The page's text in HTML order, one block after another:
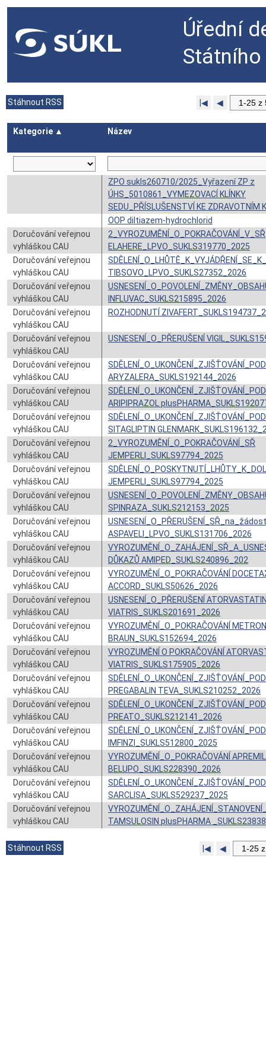
Úřední
Stáhnout RSS |◀ ◀
Kategorie ▲ Název
ZPO sukls260710/2025_Vyřazení ZP z
ÚHS_5010861_VYMEZOVACÍ KLÍNKY
SEDU_PŘÍSLUŠENSTVÍ KE ZDRAVOTNÍM
OOP diltiazem-hydrochlorid
Doručování veřejnou
vyhláškou CAU
2_VYROZUMĚNÍ_O_POKRAČOVÁNÍ_V_SŘ
ELAHERE_LPVO_SUKLS319770_2025
Doručování veřejnou
vyhláškou CAU
TIBSOVO_LPVO_SUKLS27352_2026
Doručování veřejnou
vyhláškou CAU
INFLUVAC_SUKLS215895_2026
Doručování veřejnou
vyhláškou CAU
ROZHODNUTÍ
Doručování veřejnou
vyhláškou CAU
USNESENÍ_O_PŘERUŠENÍ
Doručování veřejnou
vyhláškou CAU
ARYZALERA_SUKLS192144_2026
Doručování veřejnou
vyhláškou CAU
ARIPIPRAZOL
Doručování veřejnou
vyhláškou CAU
SITAGLIPTIN
Doručování veřejnou
vyhláškou CAU
2_VYROZUMĚNÍ_O_POKRAČOVÁNÍ_SŘ
JEMPERLI_SUKLS97794_2025
Doručování veřejnou
vyhláškou CAU
JEMPERLI_SUKLS97794_2025
Doručování veřejnou
vyhláškou CAU
SPINRAZA_SUKLS212153_2025
Doručování veřejnou
vyhláškou CAU
USNESENÍ_O_PŘERUŠENÍ_SŘ_na_žádost
ASPAVELI_LPVO_SUKLS131706_2026
Doručování veřejnou
vyhláškou CAU
DŮKAZŮ AMIPED_SUKLS240896_202
Doručování veřejnou
vyhláškou CAU
VYROZUMĚNÍ_O_POKRAČOVÁNÍ
ACCORD_SUKLS50626_2026
Doručování veřejnou
vyhláškou CAU
USNESENÍ_O_PŘERUŠENÍ
VIATRIS_SUKLS201691_2026
Doručování veřejnou
vyhláškou CAU
VYROZUMĚNÍ_O_POKRAČOVÁNÍ
BRAUN_SUKLS152694_2026
Doručování veřejnou
vyhláškou CAU
VYROZUMĚNÍ O POKRAČOVÁNÍ
VIATRIS_SUKLS175905_2026
Doručování veřejnou
vyhláškou CAU
PREGABALIN TEVA_SUKLS210252_2026
Doručování veřejnou
vyhláškou CAU
PREATO_SUKLS212141_2026
Doručování veřejnou
vyhláškou CAU
IMFINZI_SUKLS512800_2025
Doručování veřejnou
vyhláškou CAU
VYROZUMĚNÍ_O_POKRAČOVÁNÍ
BELUPO_SUKLS228390_2026
Doručování veřejnou
vyhláškou CAU
SARCLISA_SUKLS529237_2025
Doručování veřejnou
vyhláškou CAU
TAMSULOSIN plusPHARMA
Stáhnout RSS |◀ ◀